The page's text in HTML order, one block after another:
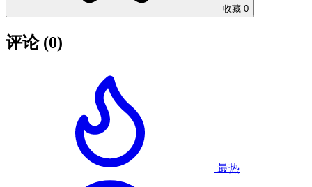
收藏 0
评论 (0)
最热